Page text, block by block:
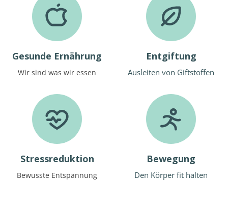
Gesunde Ernährung
Wir sind was wir essen
Entgiftung
Ausleiten von Giftstoffen
Stressreduktion
Bewusste Entspannung
Bewegung
Den Körper fit halten